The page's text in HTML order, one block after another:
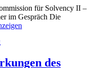
für Solvency II –
im Gespräch Die
des